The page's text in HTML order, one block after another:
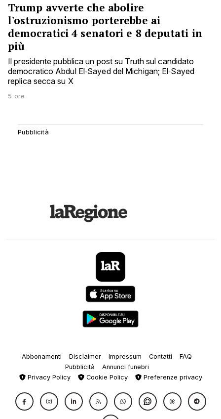
Trump avverte che abolire
l'ostruzionismo porterebbe ai
democratici 4 senatori e 8 deputati in
più
Il presidente pubblica un post su Truth sul candidato
democratico Abdul El‑Sayed del Michigan; El‑Sayed
replica secca su X
5 ore
Abbonamenti Disclaimer Impressum Contatti
FAQ
Pubblicità
Annunci funebri
Privacy Policy
Cookie Policy Preferenze privacy